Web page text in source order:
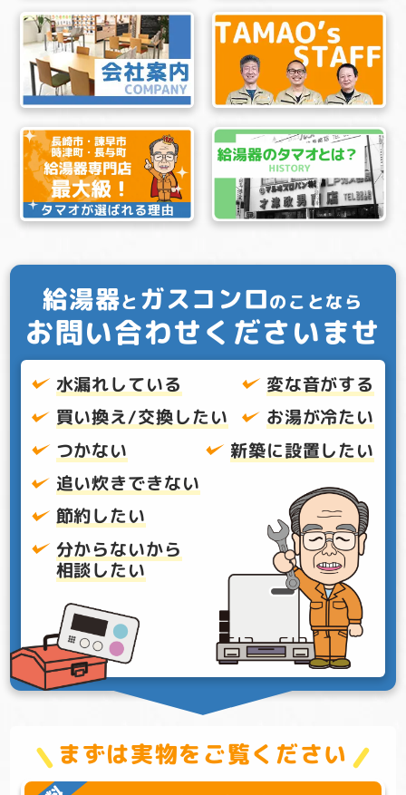
給湯器と ガスコンロのことなら
お問い合わせくださいませ
水漏れしている
変な音がする
買い換え/交換したい
お湯が冷たい
つかない
新築に設置したい
追い炊きできない
節約したい
分からないから
相談したい
まずは実物をご覧ください